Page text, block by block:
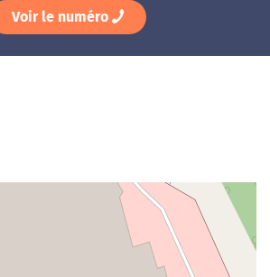
Voir le numéro